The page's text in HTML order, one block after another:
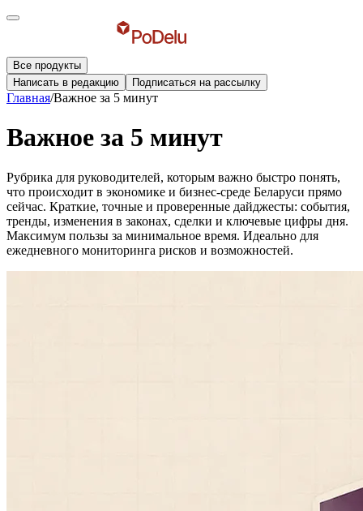
Все продукты
Написать в редакцию
Подписаться на рассылку
Главная/Важное за 5 минут
Важное за 5 минут
Рубрика для руководителей, которым важно быстро понять,
что происходит в экономике и бизнес-среде Беларуси прямо
сейчас. Краткие, точные и проверенные дайджесты: события,
тренды, изменения в законах, сделки и ключевые цифры дня.
Максимум пользы за минимальное время. Идеально для
ежедневного мониторинга рисков и возможностей.